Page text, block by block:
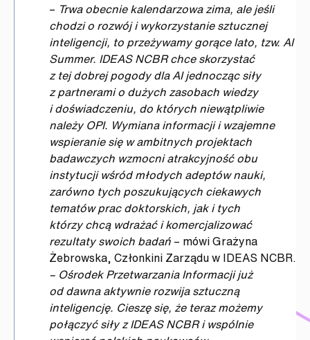
– Trwa obecnie kalendarzowa zima, ale jeśli
chodzi o rozwój i wykorzystanie sztucznej
inteligencji, to przeżywamy gorące lato, tzw. AI
Summer. IDEAS NCBR chce skorzystać
z tej dobrej pogody dla AI jednocząc siły
z partnerami o dużych zasobach wiedzy
i doświadczeniu, do których niewątpliwie
należy OPI. Wymiana informacji i wzajemne
wspieranie się w ambitnych projektach
badawczych wzmocni atrakcyjność obu
instytucji wśród młodych adeptów nauki,
zarówno tych poszukujących ciekawych
tematów prac doktorskich, jak i tych
którzy chcą wdrażać i komercjalizować
rezultaty swoich badań – mówi Grażyna
Żebrowska, Członkini Zarządu w IDEAS NCBR.
– Ośrodek Przetwarzania Informacji już
od dawna aktywnie rozwija sztuczną
inteligencję. Cieszę się, że teraz możemy
połączyć siły z IDEAS NCBR i wspólnie